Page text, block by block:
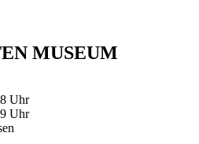
MUSEUM
Uhr
Uhr